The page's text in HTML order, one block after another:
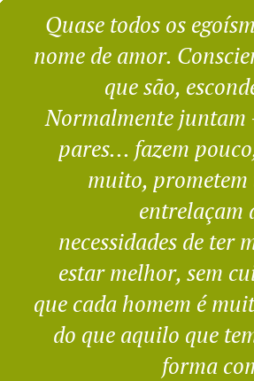
Quase todos os
nome de amor.
que são,
Normalmente juntam
pares... fazem
muito,
entrelaçam
necessidades de ter
estar melhor, sem
que cada homem é
do que aquilo que
forma